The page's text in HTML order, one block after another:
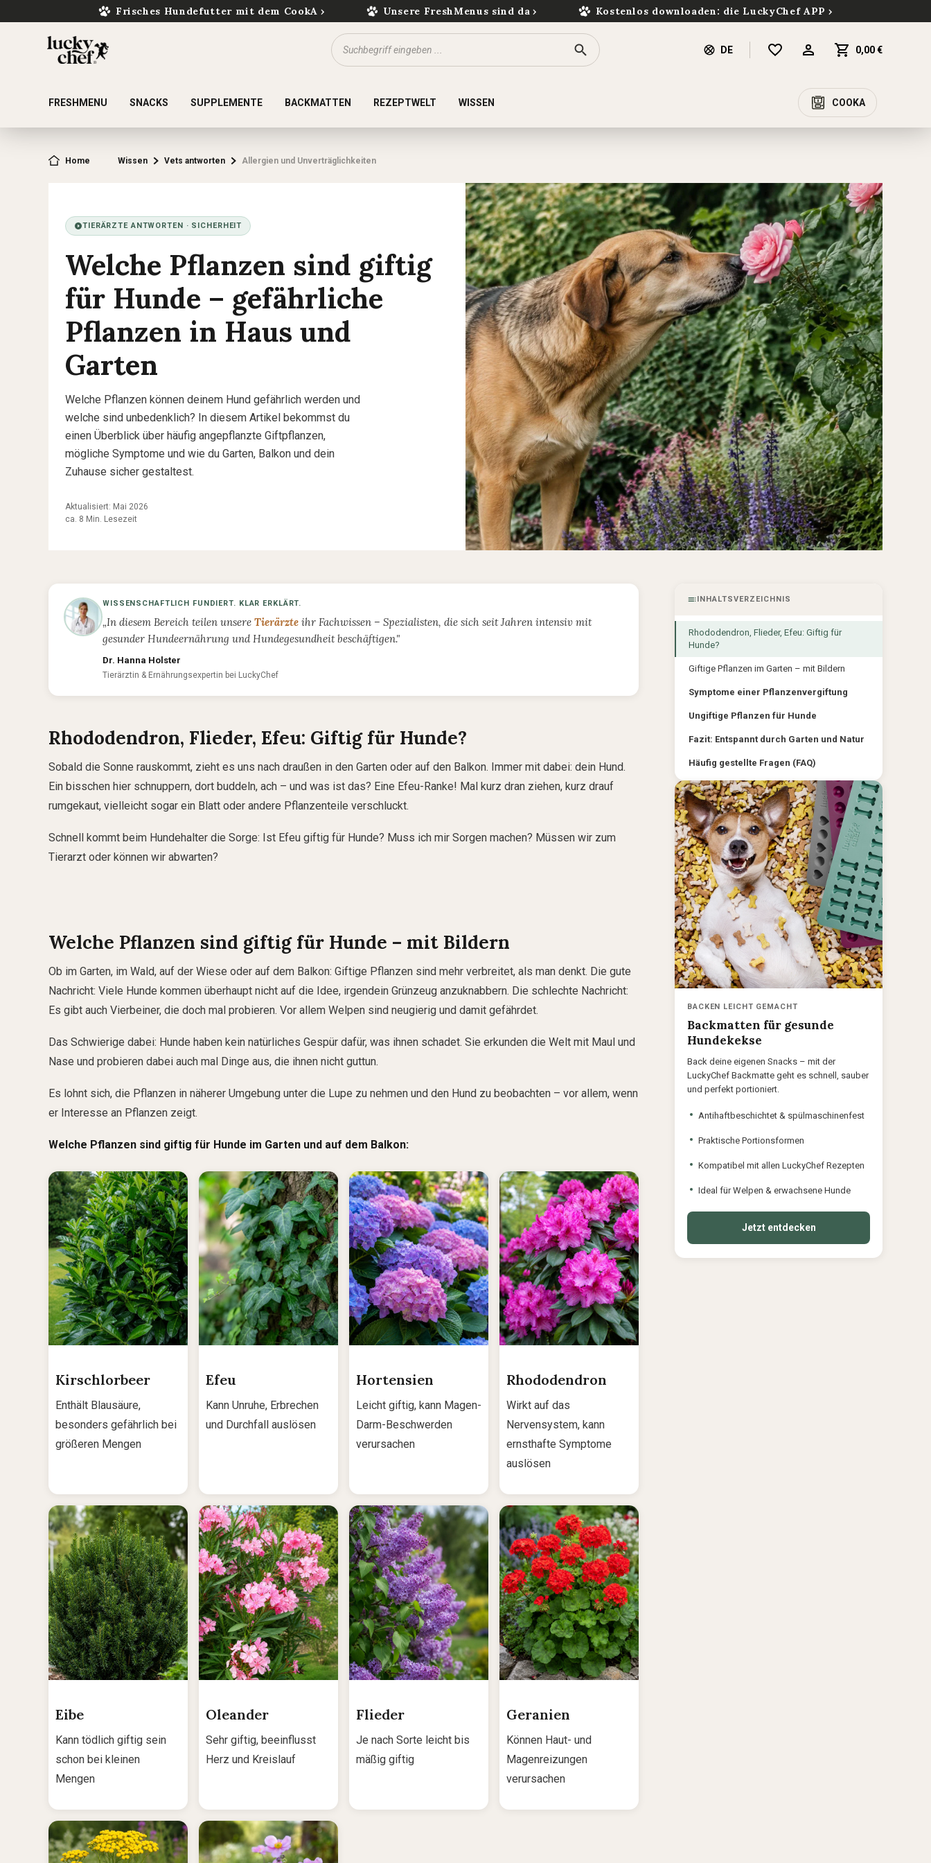
Frisches Hundefutter mit dem CookA Unsere FreshMenus sind da Kostenlos downloaden: die LuckyChef APP
DE 0,00 €
FRESHMENU SNACKS SUPPLEMENTE BACKMATTEN REZEPTWELT COOKA
WISSEN
Home Wissen Vets antworten Allergien und Unverträglichkeiten
TIERÄRZTE ANTWORTEN · SICHERHEIT
Welche Pflanzen sind giftig
für Hunde – gefährliche
Pflanzen in Haus und
Garten
Welche Pflanzen können deinem Hund gefährlich werden und
welche sind unbedenklich? In diesem Artikel bekommst du
einen Überblick über häufig angepflanzte Giftpflanzen,
mögliche Symptome und wie du Garten, Balkon und dein
Zuhause sicher gestaltest.
Aktualisiert: Mai 2026
ca. 8 Min. Lesezeit
WISSENSCHAFTLICH FUNDIERT. KLAR ERKLÄRT.
„In diesem Bereich teilen unsere Tierärzte ihr Fachwissen – Spezialisten, die sich seit Jahren intensiv mit
gesunder Hundeernährung und Hundegesundheit beschäftigen."
Dr. Hanna Holster
Tierärztin & Ernährungsexpertin bei LuckyChef
Rhododendron, Flieder, Efeu: Giftig für Hunde?
Sobald die Sonne rauskommt, zieht es uns nach draußen in den Garten oder auf den Balkon. Immer mit dabei: dein Hund.
Ein bisschen hier schnuppern, dort buddeln, ach – und was ist das? Eine Efeu-Ranke! Mal kurz dran ziehen, kurz drauf
rumgekaut, vielleicht sogar ein Blatt oder andere Pflanzenteile verschluckt.
Schnell kommt beim Hundehalter die Sorge: Ist Efeu giftig für Hunde? Muss ich mir Sorgen machen? Müssen wir zum
Tierarzt oder können wir abwarten?
Welche Pflanzen sind giftig für Hunde – mit Bildern
Ob im Garten, im Wald, auf der Wiese oder auf dem Balkon: Giftige Pflanzen sind mehr verbreitet, als man denkt. Die gute
Nachricht: Viele Hunde kommen überhaupt nicht auf die Idee, irgendein Grünzeug anzuknabbern. Die schlechte Nachricht:
Es gibt auch Vierbeiner, die doch mal probieren. Vor allem Welpen sind neugierig und damit gefährdet.
Das Schwierige dabei: Hunde haben kein natürliches Gespür dafür, was ihnen schadet. Sie erkunden die Welt mit Maul und
Nase und probieren dabei auch mal Dinge aus, die ihnen nicht guttun.
Es lohnt sich, die Pflanzen in näherer Umgebung unter die Lupe zu nehmen und den Hund zu beobachten – vor allem, wenn
er Interesse an Pflanzen zeigt.
Welche Pflanzen sind giftig für Hunde im Garten und auf dem Balkon:
Kirschlorbeer
Enthält Blausäure,
besonders gefährlich bei
größeren Mengen
Efeu
Kann Unruhe, Erbrechen
und Durchfall auslösen
Hortensien
Leicht giftig, kann Magen-
Darm-Beschwerden
verursachen
Rhododendron
Wirkt auf das
Nervensystem, kann
ernsthafte Symptome
auslösen
Eibe
Kann tödlich giftig sein
schon bei kleinen
Mengen
Oleander
Sehr giftig, beeinflusst
Herz und Kreislauf
Flieder
Je nach Sorte leicht bis
mäßig giftig
Geranien
Können Haut- und
Magenreizungen
verursachen
INHALTSVERZEICHNIS
Rhododendron, Flieder, Efeu: Giftig für
Hunde?
Giftige Pflanzen im Garten – mit Bildern
Symptome einer Pflanzenvergiftung
Ungiftige Pflanzen für Hunde
Fazit: Entspannt durch Garten und Natur
Häufig gestellte Fragen (FAQ)
BACKEN LEICHT GEMACHT
Backmatten für gesunde
Hundekekse
Back deine eigenen Snacks – mit der
LuckyChef Backmatte geht es schnell, sauber
und perfekt portioniert.
Antihaftbeschichtet & spülmaschinenfest
Praktische Portionsformen
Kompatibel mit allen LuckyChef Rezepten
Ideal für Welpen & erwachsene Hunde
Jetzt entdecken